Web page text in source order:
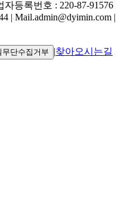
등록번호 : 220-87-91576
| Mail.admin@dyimin.com |
무단수집거부 |찾아오시는길